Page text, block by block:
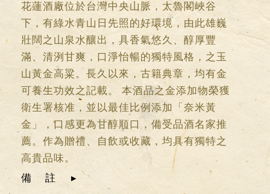
花蓮酒廠位於台灣中央山脈，太魯閣峽谷
下，有綠水青山日先照的好環境，由此雄巍
壯闊之山泉水釀出，具香氣悠久、醇厚豐
滿、清洌甘爽，口淨怡暢的獨特風格，之玉
山黃金高粱。長久以來，古籍典章，均有金
可養生功效之記載。 本酒品之金添加物榮獲
衛生署核准，並以最佳比例添加「奈米黃
金」，口感更為甘醇順口，備受品酒名家推
薦。作為贈禮、自飲或收藏，均具有獨特之
高貴品味。
備註